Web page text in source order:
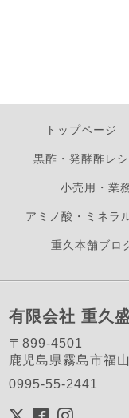
トップページ
黒酢・発酵酢レ
小売用・業
アミノ酸・ミネラ
重久本舗ブロ
有限会社 重久
〒899-4501
鹿児島県霧島市福
0995-55-2441